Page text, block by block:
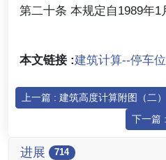
第二十条 本规定自1989年1
本文链接 :建筑计算--停车位
上一篇 : 建筑高度计算附图（二）
下一篇
进展 714